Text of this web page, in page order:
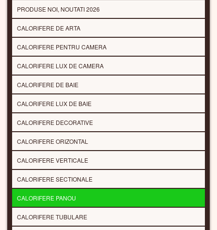
PRODUSE NOI, NOUTATI 2026
CALORIFERE DE ARTA
CALORIFERE PENTRU CAMERA
CALORIFERE LUX DE CAMERA
CALORIFERE DE BAIE
CALORIFERE LUX DE BAIE
CALORIFERE DECORATIVE
CALORIFERE ORIZONTAL
CALORIFERE VERTICALE
CALORIFERE SECTIONALE
CALORIFERE PANOU
CALORIFERE TUBULARE